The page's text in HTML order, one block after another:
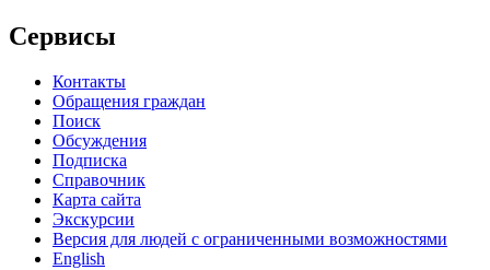
Сервисы
Контакты
Обращения граждан
Поиск
Обсуждения
Подписка
Справочник
Карта сайта
Экскурсии
Версия для людей с ограниченными возможностями
English